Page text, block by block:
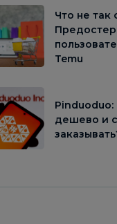
Что не так
Temu
Pinduoduo:
дешево и